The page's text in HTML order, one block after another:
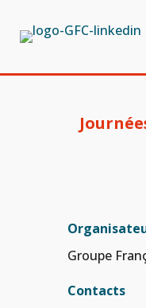
Groupe
Contacts